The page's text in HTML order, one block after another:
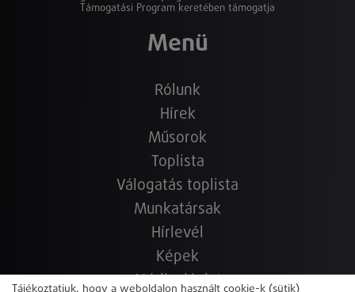
Támogatási Program keretében támogatja
Menü
Rólunk
Hírek
Műsorok
Toplista
Válogatás toplista
Munkatársak
Hírlevél
Képek
Médiaajánlat
Tájékoztatjuk, hogy a weboldalon használt cookie-k (sütik)